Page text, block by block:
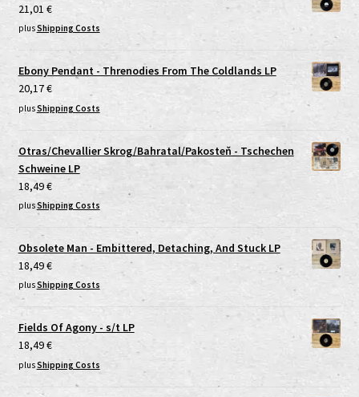
21,01 €
plusShipping Costs
Ebony Pendant - Threnodies From The Coldlands LP
20,17€
plusShipping Costs
Otras/Chevallier Skrog/Bahratal/Pakosteň - Tschechen
Schweine LP
18,49€
plusShipping Costs
Obsolete Man - Embittered, Detaching, And Stuck LP
18,49€
plusShipping Costs
Fields Of Agony - s/t LP
18,49€
plusShipping Costs